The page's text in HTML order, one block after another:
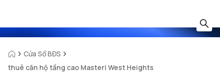
Cửa Sổ BĐS
thuê căn hộ tầng cao Masteri West Heights